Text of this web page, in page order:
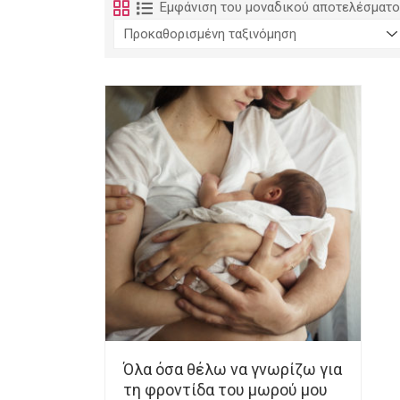
Εμφάνιση του μοναδικού
Όλα όσα θέλω να γνωρίζω για
τη φροντίδα του μωρού μου